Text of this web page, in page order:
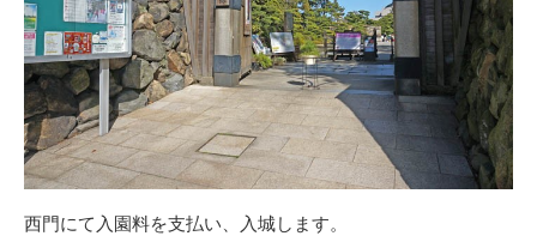
西門にて入園料を支払い、入城します。